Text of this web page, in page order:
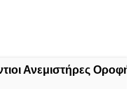
Ανεμιστήρες Οροφής